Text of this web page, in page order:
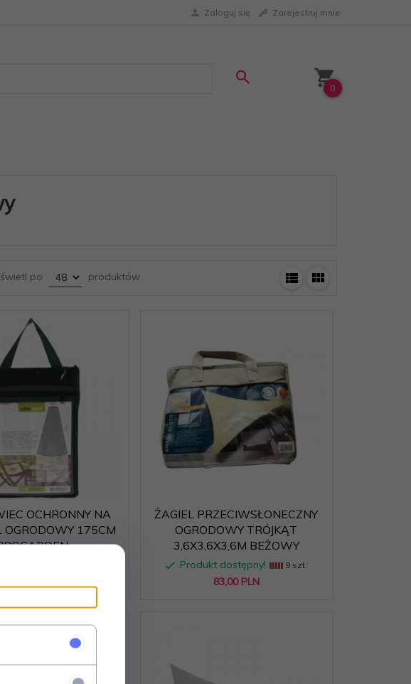
Zaloguj się Zarejestruj mnie
0
po pop produktów
OCHRONNY NA
OGRODOWY 175CM
ŻAGIEL PRZECIWSŁONECZNY
OGRODOWY TRÓJKĄT
3,6X3,6X3,6M BEŻOWY
Produkt dostępny! 9 szt.
83,00 PLN